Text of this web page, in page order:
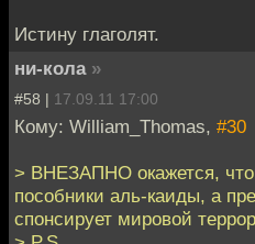
Истину глаголят.
ни-кола »
#58 | 17.09.11 17:00
Кому: William_Thomas, #30
> ВНЕЗАПНО окажется,
пособники аль-каиды, а
спонсирует мировой